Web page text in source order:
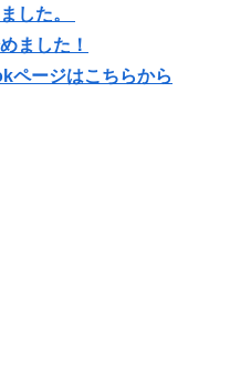
した。
ました！
ページはこちらから